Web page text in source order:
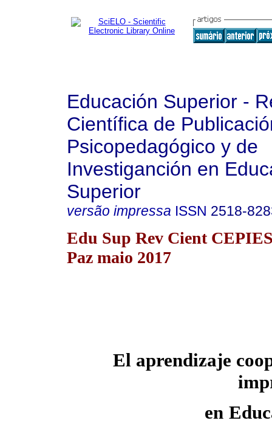
Educación Superior -
Científica de
Psicopedagógico y de
Investiganción en
Superior
versão impressa ISSN 2518-
Edu Sup Rev Cient
Paz maio 2017
El aprendizaje
en